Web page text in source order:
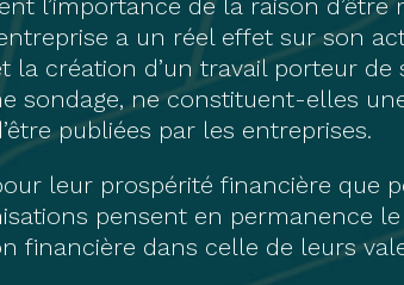
a un réel effet sur son
la création d’un travail porteur de
sondage, ne constituent-elles
publiées par les entreprises.
leur prospérité financière que
pensent en permanence
financière dans celle de leurs